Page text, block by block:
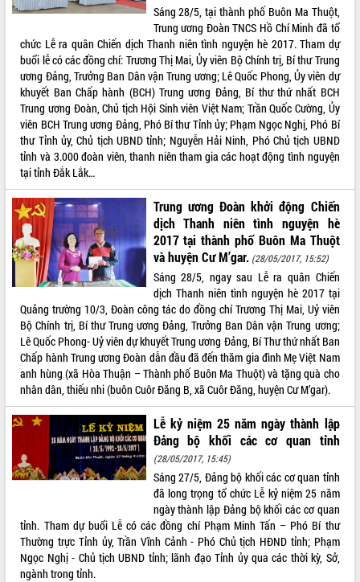
Xây dựng nền hành chính số đồng
hành cùng nông dân dân, doanh nghiệp
Giai đoạn 2026-2030, Đắk Lắk phấn
đấu có 77% xã đạt chuẩn nông thôn
mới
Chuyển đổi số 'mở đường' cho nông
nghiệp Đắk Lắk tăng trưởng bứt phá
Triển khai đồng bộ đo đạc, lập hồ sơ
địa chính, hoàn thiện cơ sở dữ liệu đất
đai
Ứng dụng sinh trắc học - Bước tiến
trong hành trình chuyển đổi số tại Đắk
Lắk
Đắk Lắk nâng cao hiệu quả công tác
Đảng từ Sổ tay đảng viên điện tử
Đắk Lắk đẩy mạnh nuôi biển công
nghệ, hướng tới phát triển thủy sản
bền vững
Tập huấn nâng cao năng lực triển khai
chuyển đổi số cho cán bộ, công chức
cấp xã
Đắk Lắk phát động hưởng ứng Ngày
Quyền của người tiêu dùng Việt Nam
2026
Đẩy mạnh cải cách hành chính, quyết
tâm đạt được mục tiêu tăng trưởng
hai con số trong năm 2026
Tổ chức trang trọng Lễ hội Đền thờ
Phó Bí thư Tỉnh ủy Đắk Lắk Đỗ Hữu
Huy giữ chức Bí thư Đảng ủy Ủy Ban
Nhân dân tỉnh
Bệnh án điện tử thúc đẩy chuyển đổi
Sáng 28/5, tại thành phố Buôn Ma Thuột,
Trung ương Đoàn TNCS Hồ Chí Minh đã tổ
chức Lễ ra quân Chiến dịch Thanh niên tình nguyện hè 2017. Tham dự
buổi lễ có các đồng chí: Trương Thị Mai, Ủy viên Bộ Chính trị, Bí thư Trung
ương Đảng, Trưởng Ban Dân vận Trung ương; Lê Quốc Phong, Ủy viên dự
khuyết Ban Chấp hành (BCH) Trung ương Đảng, Bí thư thứ nhất BCH
Trung ương Đoàn, Chủ tịch Hội Sinh viên Việt Nam; Trần Quốc Cường, Ủy
viên BCH Trung ương Đảng, Phó Bí thư Tỉnh ủy; Phạm Ngọc Nghị, Phó Bí
thư Tỉnh ủy, Chủ tịch UBND tỉnh; Nguyễn Hải Ninh, Phó Chủ tịch UBND
tỉnh và 3.000 đoàn viên, thanh niên tham gia các hoạt động tình nguyện
tại tỉnh Đắk Lắk…
Trung ương Đoàn khởi động Chiến
dịch Thanh niên tình nguyện hè
2017 tại thành phố Buôn Ma Thuột
và huyện Cư M’gar. (28/05/2017, 15:52)
Sáng 28/5, ngay sau Lễ ra quân Chiến
dịch Thanh niên tình nguyện hè 2017 tại
Quảng trường 10/3, Đoàn công tác do đồng chí Trương Thị Mai, Uỷ viên
Bộ Chính trị, Bí thư Trung ương Đảng, Trưởng Ban Dân vận Trung ương;
Lê Quốc Phong- Uỷ viên dự khuyết Trung ương Đảng, Bí Thư thứ nhất Ban
Chấp hành Trung ương Đoàn dẫn đầu đã đến thăm gia đình Mẹ Việt Nam
anh hùng (xã Hòa Thuận – Thành phố Buôn Ma Thuột) và tặng quà cho
nhân dân, thiếu nhi (buôn Cuôr Đăng B, xã Cuôr Đăng, huyện Cư M’gar).
Lễ kỷ niệm 25 năm ngày thành lập
Đảng bộ khối các cơ quan tỉnh
(28/05/2017, 15:45)
Sáng 27/5, Đảng bộ khối các cơ quan tỉnh
đã long trọng tổ chức Lễ kỷ niệm 25 năm
ngày thành lập Đảng bộ khối các cơ quan
tỉnh. Tham dự buổi Lễ có các đồng chí Phạm Minh Tấn – Phó Bí thư
Thường trực Tỉnh ủy, Trần Vĩnh Cảnh - Phó Chủ tịch HĐND tỉnh; Phạm
Ngọc Nghị - Chủ tịch UBND tỉnh; lãnh đạo Tỉnh ủy qua các thời kỳ, Sở,
ngành trong tỉnh.